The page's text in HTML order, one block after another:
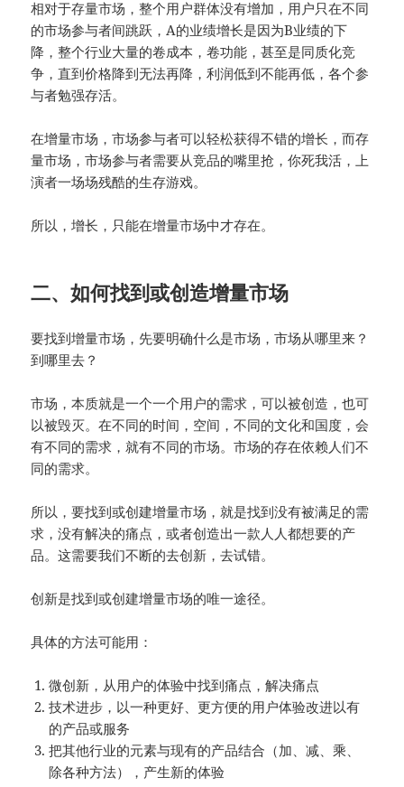
相对于存量市场，整个用户群体没有增加，用户只在不同
的市场参与者间跳跃，A的业绩增长是因为B业绩的下
降，整个行业大量的卷成本，卷功能，甚至是同质化竞
争，直到价格降到无法再降，利润低到不能再低，各个参
与者勉强存活。
在增量市场，市场参与者可以轻松获得不错的增长，而存
量市场，市场参与者需要从竞品的嘴里抢，你死我活，上
演者一场场残酷的生存游戏。
所以，增长，只能在增量市场中才存在。
二、如何找到或创造增量市场
要找到增量市场，先要明确什么是市场，市场从哪里来？
到哪里去？
市场，本质就是一个一个用户的需求，可以被创造，也可
以被毁灭。在不同的时间，空间，不同的文化和国度，会
有不同的需求，就有不同的市场。市场的存在依赖人们不
同的需求。
所以，要找到或创建增量市场，就是找到没有被满足的需
求，没有解决的痛点，或者创造出一款人人都想要的产
品。这需要我们不断的去创新，去试错。
创新是找到或创建增量市场的唯一途径。
具体的方法可能用：
微创新，从用户的体验中找到痛点，解决痛点
技术进步，以一种更好、更方便的用户体验改进以有
的产品或服务
把其他行业的元素与现有的产品结合（加、减、乘、
除各种方法），产生新的体验